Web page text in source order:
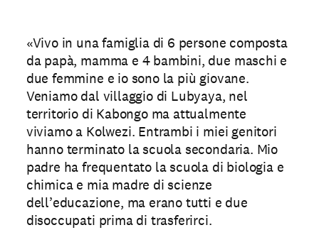
«Vivo in una famiglia di 6 persone composta
da papà, mamma e 4 bambini, due maschi e
due femmine e io sono la più giovane.
Veniamo dal villaggio di Lubyaya, nel
territorio di Kabongo ma attualmente
viviamo a Kolwezi. Entrambi i miei genitori
hanno terminato la scuola secondaria. Mio
padre ha frequentato la scuola di biologia e
chimica e mia madre di scienze
dell’educazione, ma erano tutti e due
disoccupati prima di trasferirci.